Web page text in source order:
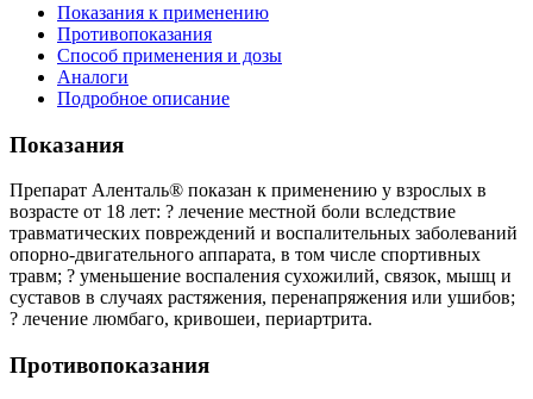
Показания к применению
Противопоказания
Способ применения и дозы
Аналоги
Подробное описание
Показания
Препарат Аленталь® показан к применению у взрослых в
возрасте от 18 лет: ? лечение местной боли вследствие
травматических повреждений и воспалительных заболеваний
опорно-двигательного аппарата, в том числе спортивных
травм; ? уменьшение воспаления сухожилий, связок, мышц и
суставов в случаях растяжения, перенапряжения или ушибов;
? лечение люмбаго, кривошеи, периартрита.
Противопоказания